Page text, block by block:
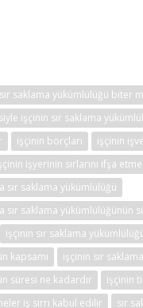
saklama yükümlülüğü biter
işçinin sır saklama
işçinin borçları
işçinin
işyerinin sırlarını ifşa
sır saklama yükümlülüğü
saklama yükümlülüğünün
işçinin sır saklama
kapsamı
işçinin sır
süresi ne kadardır
işçinin
iş sırrı kabul edilir sır